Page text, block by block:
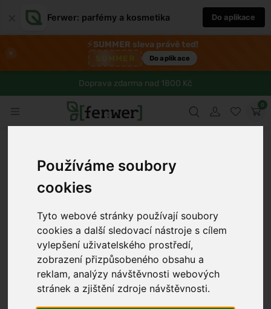
Používáme soubory
cookies
Tyto webové stránky používají soubory
cookies a další sledovací nástroje s cílem
vylepšení uživatelského prostředí,
zobrazení přizpůsobeného obsahu a
reklam, analýzy návštěvnosti webových
stránek a zjištění zdroje návštěvnosti.
Ferwer: parfémy a kosmetika Do aplikace
×
⚡SUMMER sleva právě teď!
Do aplikace
Doprava zdarma nad 1800 Kč
0